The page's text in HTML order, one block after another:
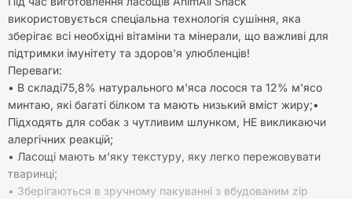
використовується спеціальна технологія сушіння, яка
зберігає всі необхідні вітаміни та мінерали, що важливі для
підтримки імунітету та здоров'я улюбленців!
Переваги:
• В складі75,8% натурального м'яса лосося та 12% м'ясо
минтаю, які багаті білком та мають низький вміст жиру;•
Підходять для собак з чутливим шлунком, НЕ викликаючи
алергічних реакцій;
• Ласощі мають м’яку текстуру, яку легко пережовувати
тваринці;
• Зберігаються в зручному пакуванні з вбудованим zip